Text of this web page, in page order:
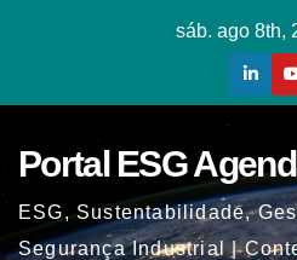
sáb. ago 8th,
Portal ESG
ESG, Sustentabilidade,
Segurança Industrial |